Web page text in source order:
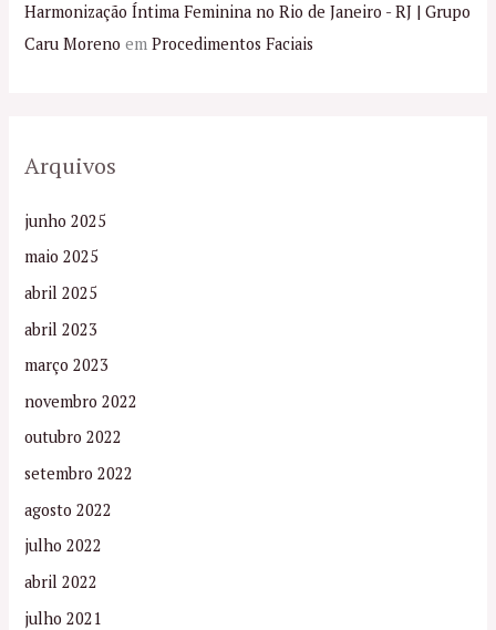
Harmonização Íntima Feminina no Rio de Janeiro - RJ | Grupo
Caru Moreno emProcedimentos Faciais
Arquivos
junho 2025
maio 2025
abril 2025
abril 2023
março 2023
novembro 2022
outubro 2022
setembro 2022
agosto 2022
julho 2022
abril 2022
julho 2021